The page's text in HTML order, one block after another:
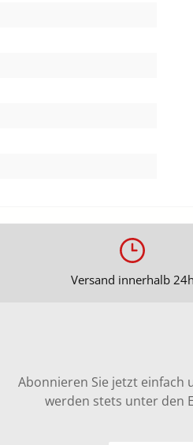
Versand innerhalb 24h
Abonnieren Sie jetzt einfach
werden stets unter den